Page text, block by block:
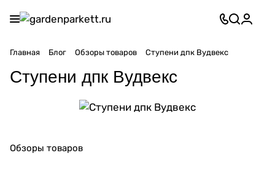
Главная Блог Обзоры товаров Ступени дпк Вудвекс
Ступени дпк Вудвекс
Обзоры товаров